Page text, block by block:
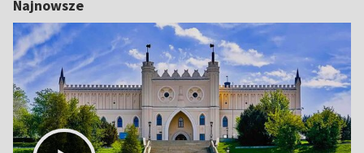
Najnowsze